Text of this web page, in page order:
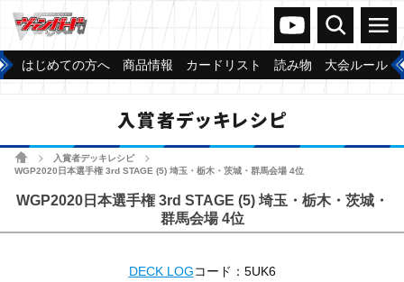
ヴァンガードch
検索 メニュー
はじめての方へ 商品情報 カードリスト 読み物 大会ルール
入賞者デッキレシピ
ホーム 入賞者デッキレシピ
WGP2020日本選手権 3rd STAGE (5) 埼玉・栃木・茨城・群馬会場 4位
WGP2020日本選手権 3rd STAGE (5) 埼玉・栃木・茨城・
群馬会場 4位
DECK LOGコード：5UK6